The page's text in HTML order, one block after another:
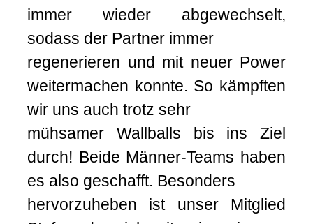
immer wieder abgewechselt,
sodass der Partner immer
regenerieren und mit neuer Power
weitermachen konnte. So kämpften
wir uns auch trotz sehr
mühsamer Wallballs bis ins Ziel
durch! Beide Männer-Teams haben
es also geschafft. Besonders
hervorzuheben ist unser Mitglied